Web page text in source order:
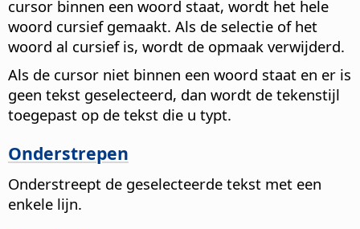
cursor binnen een woord staat, wordt het hele
woord cursief gemaakt. Als de selectie of het
woord al cursief is, wordt de opmaak verwijderd.
Als de cursor niet binnen een woord staat en er is
geen tekst geselecteerd, dan wordt de tekenstijl
toegepast op de tekst die u typt.
Onderstrepen
Onderstreept de geselecteerde tekst met een
enkele lijn.